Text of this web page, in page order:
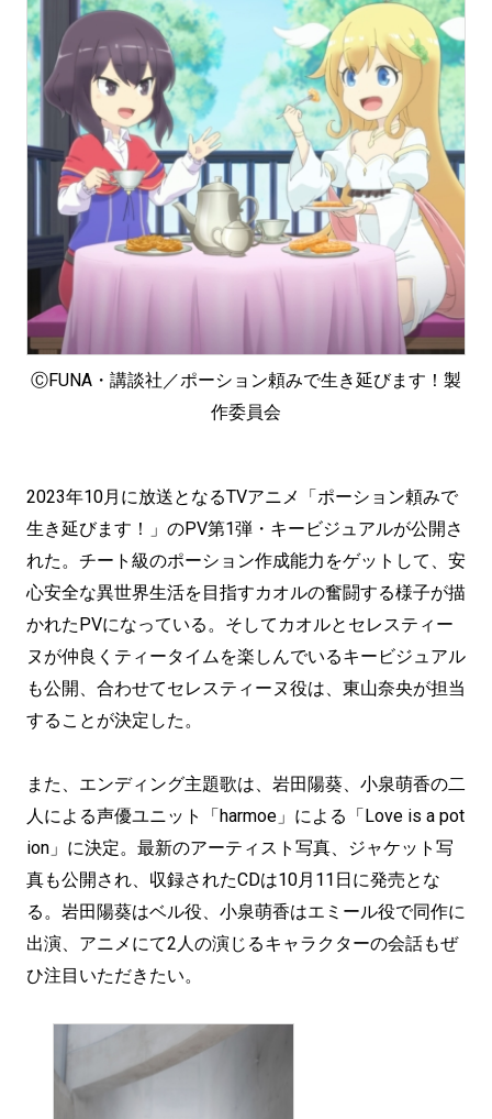
ⒸFUNA・講談社／ポーション頼みで生き延びます！製
作委員会
2023年10月に放送となるTVアニメ「ポーション頼みで
生き延びます！」のPV第1弾・キービジュアルが公開さ
れた。チート級のポーション作成能力をゲットして、安
心安全な異世界生活を目指すカオルの奮闘する様子が描
かれたPVになっている。そしてカオルとセレスティー
ヌが仲良くティータイムを楽しんでいるキービジュアル
も公開、合わせてセレスティーヌ役は、東山奈央が担当
することが決定した。
また、エンディング主題歌は、岩田陽葵、小泉萌香の二
人による声優ユニット「harmoe」による「Love is a pot
ion」に決定。最新のアーティスト写真、ジャケット写
真も公開され、収録されたCDは10月11日に発売とな
る。岩田陽葵はベル役、小泉萌香はエミール役で同作に
出演、アニメにて2人の演じるキャラクターの会話もぜ
ひ注目いただきたい。